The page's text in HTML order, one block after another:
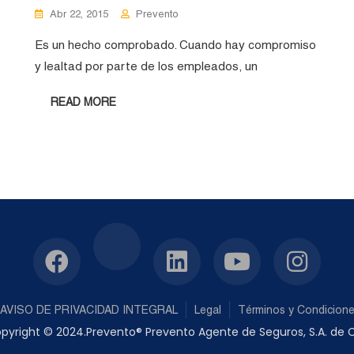
Abr 22, 2015 Prevento
Es un hecho comprobado. Cuando hay compromiso
y lealtad por parte de los empleados, un
READ MORE
AVISO DE PRIVACIDAD INTEGRAL Legal Términos y
© 2024.Prevento® Prevento Agente de Seguros, S.A. de